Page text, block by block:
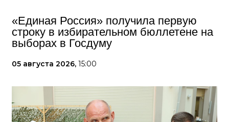
«Единая Россия» получила первую
строку в избирательном бюллетене на
выборах в Госдуму
05 августа 2026, 15:00